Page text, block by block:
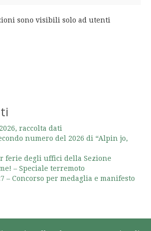
sono visibili solo ad utenti
raccolta dati
numero del 2026 di “Alpin jo,
ferie degli uffici della Sezione
– Speciale terremoto
– Concorso per medaglia e manifesto